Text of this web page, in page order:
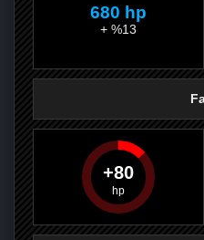
PAYLAŞPAYLAŞPLUS'TA
680 hp
+ %13
80